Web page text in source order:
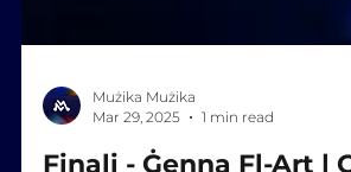
Mużika Mużika
Mar 29, 2025
1 min read